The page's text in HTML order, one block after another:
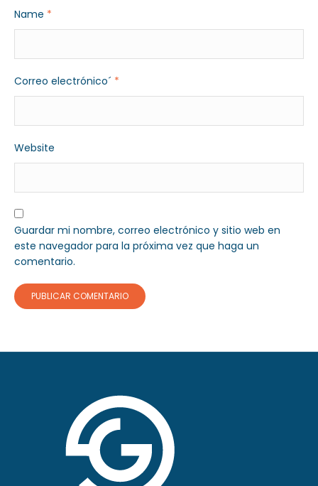
Name *
Correo electrónico´ *
Website
Guardar mi nombre, correo electrónico y sitio web en
este navegador para la próxima vez que haga un
comentario.